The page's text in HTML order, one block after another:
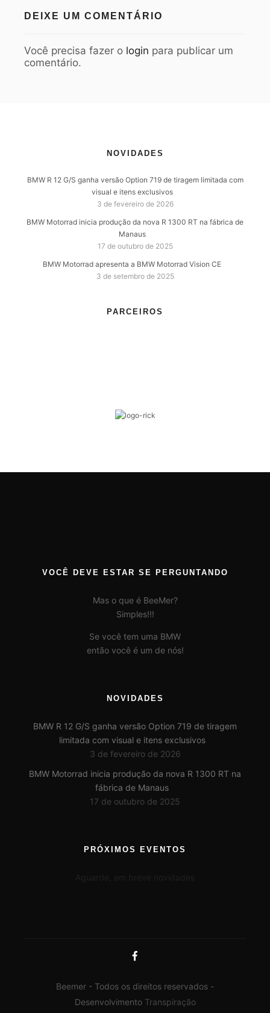
DEIXE UM COMENTÁRIO
Você precisa fazer o login para publicar um
comentário.
NOVIDADES
BMW R 12 G/S ganha versão Option 719 de tiragem limitada com
visual e itens exclusivos
3 de fevereiro de 2026
BMW Motorrad inicia produção da nova R 1300 RT na fábrica de
Manaus
17 de outubro de 2025
BMW Motorrad apresenta a BMW Motorrad Vision CE
3 de setembro de 2025
PARCEIROS
VOCÊ DEVE ESTAR SE PERGUNTANDO
Mas o que é BeeMer?
Simples!!!
Se você tem uma BMW
então você é um de nós!
NOVIDADES
BMW R 12 G/S ganha versão Option 719 de tiragem
limitada com visual e itens exclusivos
3 de fevereiro de 2026
BMW Motorrad inicia produção da nova R 1300 RT na
fábrica de Manaus
17 de outubro de 2025
PRÓXIMOS EVENTOS
Beemer - Todos os direitos reservados -
Desenvolvimento Transpiração